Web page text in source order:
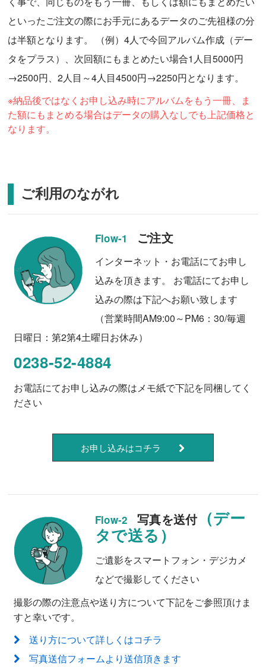
といったご注文の際にお手元にあるデータのご先祖様の分
は半額となります。 （例）4人で今回アルバム作成（デー
タをプラス）、次回額にもまとめたい場合1人目5000円
→2500円、2人目～4人目4500円→2250円となります。
※納品後ではなくお申し込み時にアルバムをもう一冊、ま
た額にもまとめる場合はデータの購入なしでも上記価格と
なります。
ご利用のながれ
Flow-1 ご注文
インターネット・お電話にてお申し
込みを頂きます。 お電話にてお申し
込みの際は下記へお願い致します
（営業時間AM9:00～PM6：30/毎週
日曜日：第2第4土曜日お休み）
0238-52-4884
お電話にてお申し込みの際はメモ紙で下記を同梱してく
ださい
お申し込みはコチラ
Flow-2 写真を送付（デー
タで送る）
ご遺影をスマートフォン・デジカメ
などで撮影してください
撮影の際の注意点や送り方について下記をご参照頂けま
すと幸いです。
送り方について詳しくはコチラ
写真送信フォームより送信頂きます